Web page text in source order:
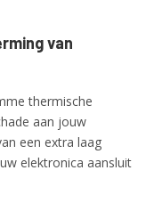
van
thermische
aan jouw
een extra laag
elektronica aansluit